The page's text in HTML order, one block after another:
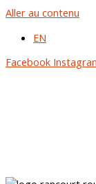
Aller au contenu
EN
Facebook